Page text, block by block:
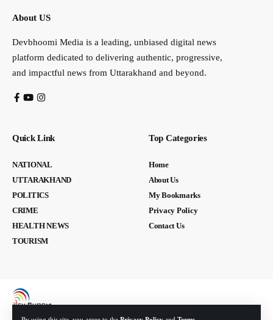
About US
Devbhoomi Media is a leading, unbiased digital news
platform dedicated to delivering authentic, progressive,
and impactful news from Uttarakhand and beyond.
Quick Link
NATIONAL
UTTARAKHAND
POLITICS
CRIME
HEALTH NEWS
TOURISM
Top Categories
Home
About Us
My Bookmarks
Privacy Policy
Contact Us